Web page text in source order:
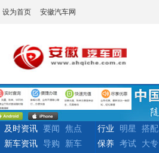
设为首页 安徽汽车网
及时资讯 要闻
焦点
新车资讯
导购 新车
行业 明星 搭配
保养
考试 大专